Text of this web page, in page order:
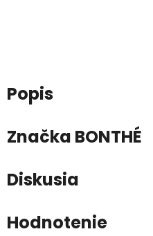
Popis
Značka BONTHÉ
Diskusia
Hodnotenie